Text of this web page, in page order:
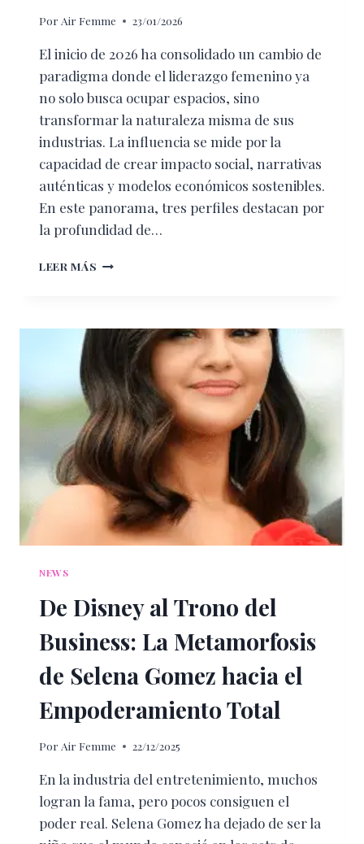
Por Air Femme 23/01/2026
El inicio de 2026 ha consolidado un cambio de
paradigma donde el liderazgo femenino ya
no solo busca ocupar espacios, sino
transformar la naturaleza misma de sus
industrias. La influencia se mide por la
capacidad de crear impacto social, narrativas
auténticas y modelos económicos sostenibles.
En este panorama, tres perfiles destacan por
la profundidad de…
LEER MÁS MUJERES
2026:
LÍDERES
QUE
ESTÁN
CAMBIANDO
EL
RUMBO
NEWS
De Disney al Trono del
Business: La Metamorfosis
de Selena Gomez hacia el
Empoderamiento Total
Por Air Femme 22/12/2025
En la industria del entretenimiento, muchos
logran la fama, pero pocos consiguen el
poder real. Selena Gomez ha dejado de ser la